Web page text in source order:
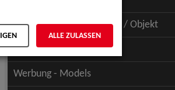
Schauspiel - Figur / Puppe / Objekt
Werbung - Talents
Werbung - Models
ALLE ZULASSEN